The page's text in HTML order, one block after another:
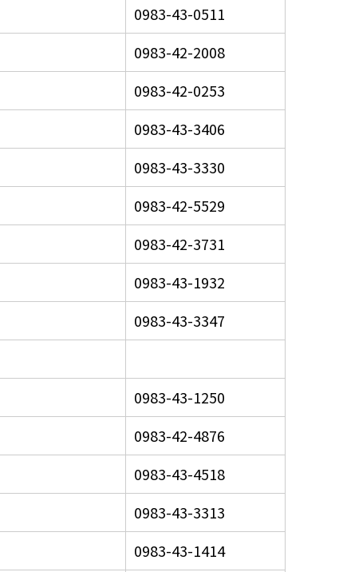
0983-43-0511
0983-42-2008
0983-42-0253
0983-43-3406
0983-43-3330
0983-42-5529
0983-42-3731
0983-43-1932
0983-43-3347
0983-43-1250
0983-42-4876
0983-43-4518
0983-43-3313
0983-43-1414